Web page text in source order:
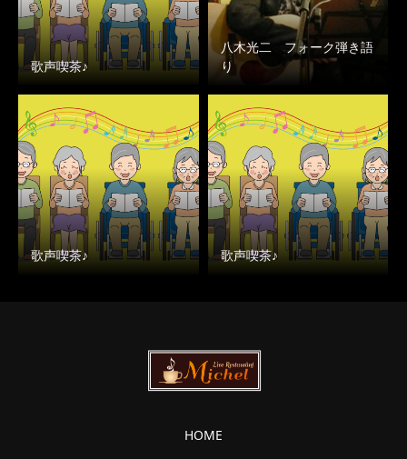
歌声喫茶♪
八木光二 フォーク弾き語
り
歌声喫茶♪ 歌声喫茶♪
HOME